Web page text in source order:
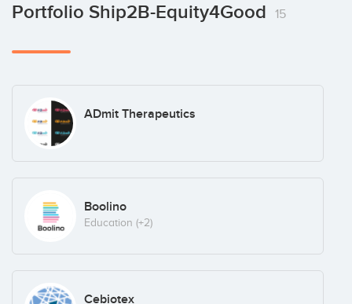
Portfolio Ship2B-Equity4Good 15
ADmit Therapeutics
Boolino
Education (+2)
Cebiotex